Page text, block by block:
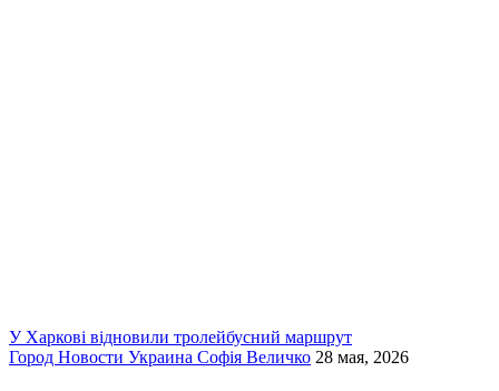
У Харкові відновили тролейбусний маршрут
Город Новости Украина Софія Величко 28 мая, 2026